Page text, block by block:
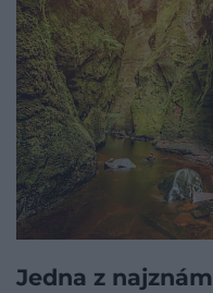
Jedna z